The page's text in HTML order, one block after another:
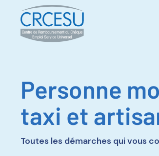
Personne
taxi et
Toutes les démarches qui vous